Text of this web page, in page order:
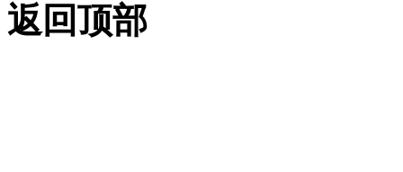
返回顶部